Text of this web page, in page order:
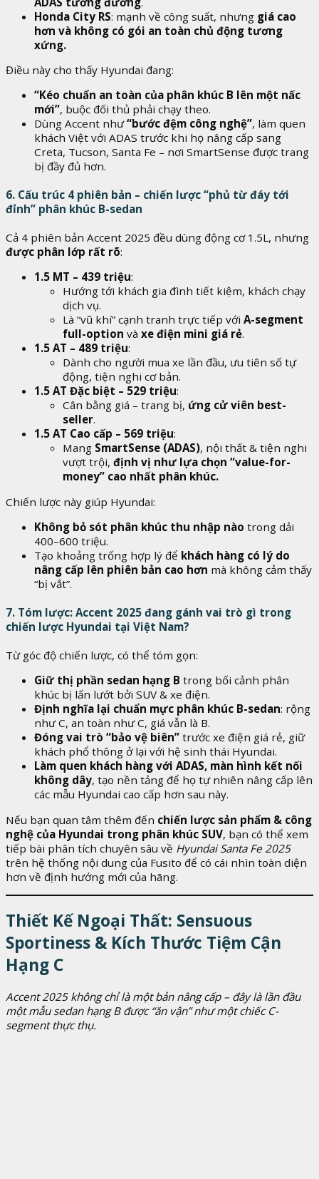
Honda City RS: mạnh về công suất, nhưng giá cao
hơn và không có gói an toàn chủ động tương
xứng.
Điều này cho thấy Hyundai đang:
“Kéo chuẩn an toàn của phân khúc B lên một nấc
mới”, buộc đối thủ phải chạy theo.
Dùng Accent như“bước đệm công nghệ”, làm quen
khách Việt với ADAS trước khi họ nâng cấp sang
Creta, Tucson, Santa Fe – nơi SmartSense được trang
bị đầy đủ hơn.
6. Cấu trúc 4 phiên bản – chiến lược “phủ từ đáy tới
đỉnh” phân khúc B-sedan
Cả 4 phiên bản Accent 2025 đều dùng động cơ 1.5L, nhưng
được phân lớp rất rõ:
1.5 MT – 439 triệu:
Hướng tới khách gia đình tiết kiệm, khách chạy
dịch vụ.
Là “vũ khí” cạnh tranh trực tiếp với A-segment
full-option và xe điện mini giá rẻ.
1.5 AT – 489 triệu:
Dành cho người mua xe lần đầu, ưu tiên số tự
động, tiện nghi cơ bản.
1.5 AT Đặc biệt – 529 triệu:
Cân bằng giá – trang bị, ứng cử viên best-
seller.
1.5 AT Cao cấp – 569 triệu:
Mang SmartSense (ADAS), nội thất & tiện nghi
vượt trội, định vị như lựa chọn “value-for-
money” cao nhất phân khúc.
Chiến lược này giúp Hyundai:
Không bỏ sót phân khúc thu nhập nào trong dải
400–600 triệu.
Tạo khoảng trống hợp lý để khách hàng có lý do
nâng cấp lên phiên bản cao hơn mà không cảm thấy
“bị vắt”.
7. Tóm lược: Accent 2025 đang gánh vai trò gì trong
chiến lược Hyundai tại Việt Nam?
Từ góc độ chiến lược, có thể tóm gọn:
Giữ thị phần sedan hạng B trong bối cảnh phân
khúc bị lấn lướt bởi SUV & xe điện.
Định nghĩa lại chuẩn mực phân khúc B-sedan: rộng
như C, an toàn như C, giá vẫn là B.
Đóng vai trò “bảo vệ biên” trước xe điện giá rẻ, giữ
khách phổ thông ở lại với hệ sinh thái Hyundai.
Làm quen khách hàng với ADAS, màn hình kết nối
không dây, tạo nền tảng để họ tự nhiên nâng cấp lên
các mẫu Hyundai cao cấp hơn sau này.
Nếu bạn quan tâm thêm đến chiến lược sản phẩm & công
nghệ của Hyundai trong phân khúc SUV, bạn có thể xem
tiếp bài phân tích chuyên sâu về Hyundai Santa Fe 2025
trên hệ thống nội dung của Fusito để có cái nhìn toàn diện
hơn về định hướng mới của hãng.
Thiết Kế Ngoại Thất: Sensuous
Sportiness & Kích Thước Tiệm Cận
Hạng C
Accent 2025 không chỉ là một bản nâng cấp – đây là lần đầu
một mẫu sedan hạng B được “ăn vận” như một chiếc C-
segment thực thụ.